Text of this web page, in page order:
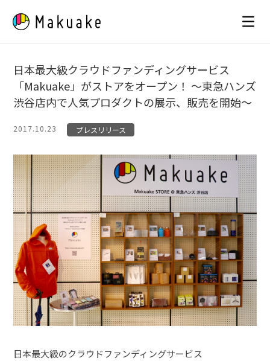
content
日本最大級クラウドファンディングサービス
「Makuake」がストアをオープン！ 〜東急ハンズ
渋谷店内で人気プロダクトの展示、販売を開始〜
2017.10.23 プレスリリース
日本最大級のクラウドファンディングサービス